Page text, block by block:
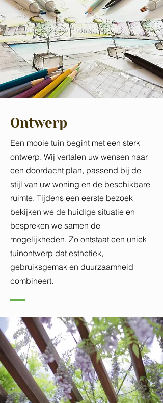
Ontwerp
Een mooie tuin begint met een sterk
ontwerp. Wij vertalen uw wensen naar
een doordacht plan, passend bij de
stijl van uw woning en de beschikbare
ruimte. Tijdens een eerste bezoek
bekijken we de huidige situatie en
bespreken we samen de
mogelijkheden. Zo ontstaat een uniek
tuinontwerp dat esthetiek,
gebruiksgemak en duurzaamheid
combineert.